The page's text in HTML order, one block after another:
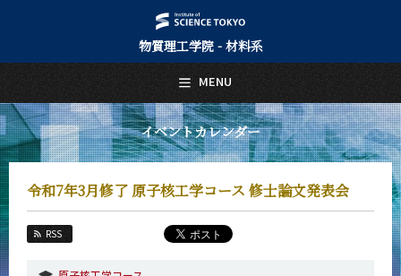
物質理工学院 - 材料系
イベントカレンダー
令和7年3月修了 原子核工学コース 修士論文発表会
RSS
MENU
日本語 English
トップページ
Top Page
材料系について
About Us
Education